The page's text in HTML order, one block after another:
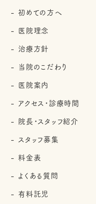
初めての方へ
医院理念
治療方針
当院のこだわり
医院案内
アクセス・診療時間
院長・スタッフ紹介
スタッフ募集
料金表
よくある質問
有料託児